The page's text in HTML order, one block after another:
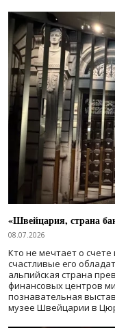
«Швейцария, страна
08.07.2026
Кто не мечтает о
счастливые его
альпийская страна
финансовых центров
познавательная
музее Швейцарии в